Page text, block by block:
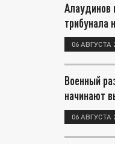
Алаудинов
трибунала
06 АВГУСТА
Военный
начинают
06 АВГУСТА